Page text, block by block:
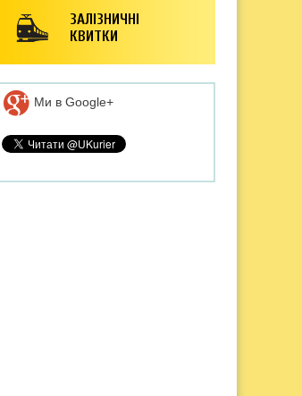
ЗАЛІЗНИЧНІ
КВИТКИ
Ми в Google+